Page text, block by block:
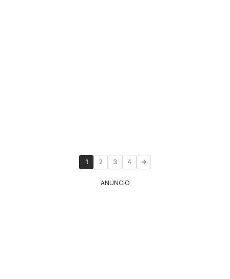
1 2 3 4
ANUNCIO